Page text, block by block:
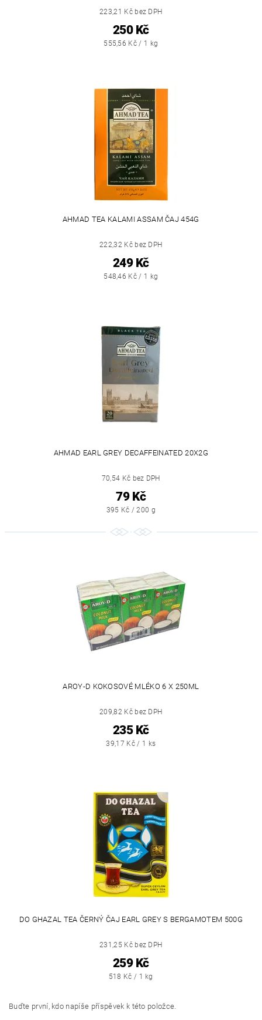
223,21 Kč bez DPH
250 Kč
555,56 Kč / 1 kg
AHMAD TEA KALAMI ASSAM ČAJ 454G
222,32 Kč bez DPH
249 Kč
548,46 Kč / 1 kg
AHMAD EARL GREY DECAFFEINATED 20X2G
70,54 Kč bez DPH
79 Kč
395 Kč / 200 g
AROY-D KOKOSOVÉ MLÉKO 6 X 250ML
209,82 Kč bez DPH
235 Kč
39,17 Kč / 1 ks
DO GHAZAL TEA ČERNÝ ČAJ EARL GREY S BERGAMOTEM 500G
231,25 Kč bez DPH
259 Kč
518 Kč / 1 kg
Buďte první, kdo napíše příspěvek k této položce.